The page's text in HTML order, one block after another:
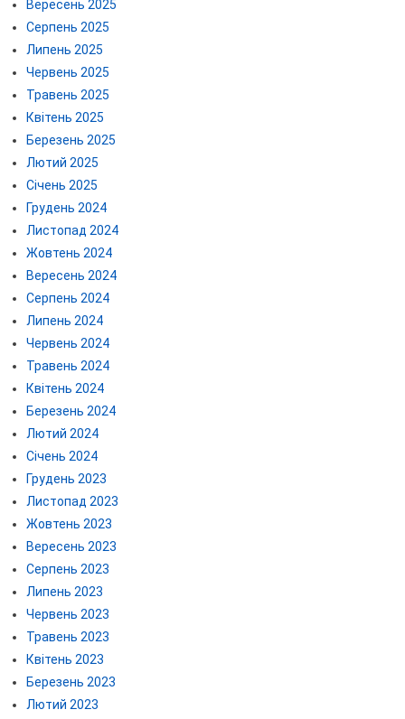
Вересень 2025
Серпень 2025
Липень 2025
Червень 2025
Травень 2025
Квітень 2025
Березень 2025
Лютий 2025
Січень 2025
Грудень 2024
Листопад 2024
Жовтень 2024
Вересень 2024
Серпень 2024
Липень 2024
Червень 2024
Травень 2024
Квітень 2024
Березень 2024
Лютий 2024
Січень 2024
Грудень 2023
Листопад 2023
Жовтень 2023
Вересень 2023
Серпень 2023
Липень 2023
Червень 2023
Травень 2023
Квітень 2023
Березень 2023
Лютий 2023